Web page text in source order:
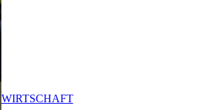
WIRTSCHAFT